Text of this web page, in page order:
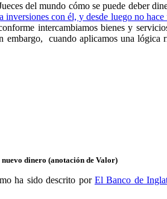
del mundo cómo se puede deber
inversiones con él, y desde luego no
intercambiamos bienes y
cuando aplicamos una lógica
dinero (anotación de Valor)
ha sido descrito por El Banco de